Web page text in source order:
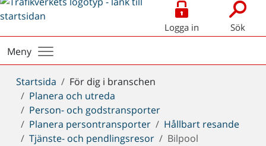
Logga in Sök
Meny
Du
är
här:
Startsida
För dig i branschen
Planera och utreda
Person- och godstransporter
Planera persontransporter
Hållbart resande
Tjänste- och pendlingsresor
Bilpool